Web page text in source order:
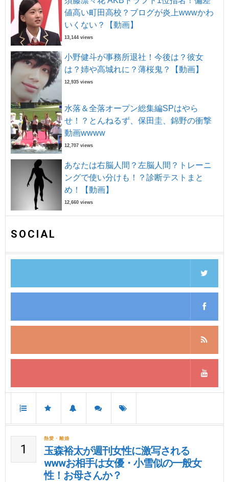
値高い町田高校？ブログが炎上wwwかわ
いくない？【動画】
13,144 views
小野健斗が事務所退社！今後は？彼女
は？姉や高城れに？薄桜鬼？【動画】
12,935 views
水落＆全落オープン総集編SPはやら
せ！？とんねるず、保田圭、錦野の衝撃
動画wwww
12,707 views
あなたは右脳人間？左脳人間？トレーニ
ングで使い分けも！？診断テストまと
め！【動画】
12,660 views
SOCIAL
1
熱愛・離婚
玉森裕太が週刊女性に激写される
wwwお相手は女優・小雪似の一般女
性！お母さんか？